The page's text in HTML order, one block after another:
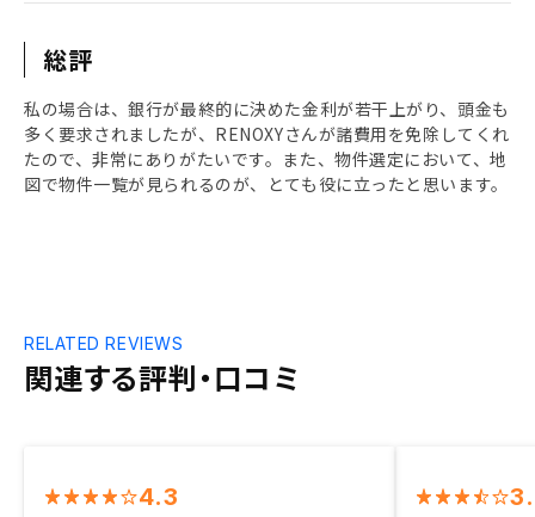
総評
私の場合は、銀行が最終的に決めた金利が若干上がり、頭金も
多く要求されましたが、RENOXYさんが諸費用を免除してくれ
たので、非常にありがたいです。また、物件選定において、地
図で物件一覧が見られるのが、とても役に立ったと思います。
関連する評判・口コミ
RELATED REVIEWS
4.3